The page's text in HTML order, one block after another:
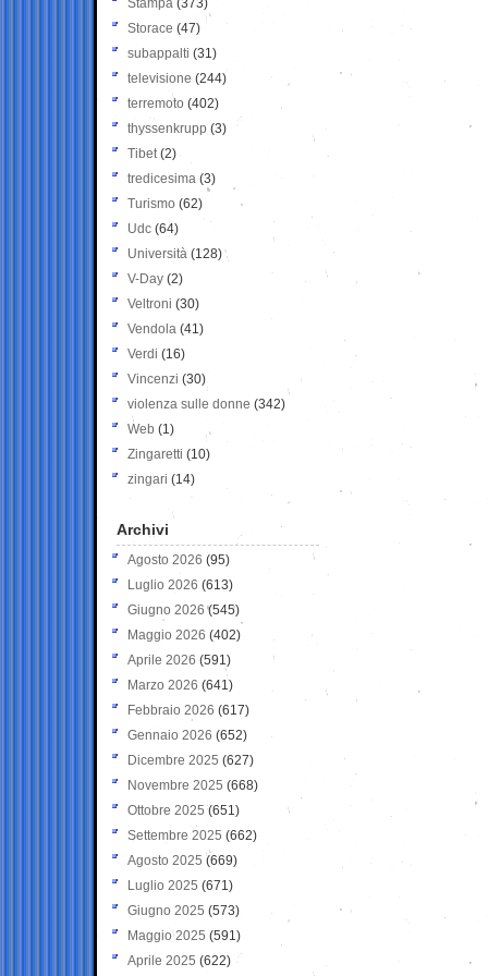
Stampa (373)
Storace (47)
subappalti (31)
televisione(244)
terremoto (402)
thyssenkrupp (3)
Tibet(2)
tredicesima (3)
Turismo (62)
Udc (64)
Università (128)
V-Day (2)
Veltroni (30)
Vendola (41)
Verdi (16)
Vincenzi (30)
violenza sulle donne (342)
Web (1)
Zingaretti (10)
zingari (14)
Archivi
Agosto 2026 (95)
Luglio 2026 (613)
Giugno 2026 (545)
Maggio 2026 (402)
Aprile 2026 (591)
Marzo 2026 (641)
Febbraio 2026 (617)
Gennaio 2026 (652)
Dicembre 2025 (627)
Novembre 2025 (668)
Ottobre 2025 (651)
Settembre 2025 (662)
Agosto 2025 (669)
Luglio 2025 (671)
Giugno 2025 (573)
Maggio 2025 (591)
Aprile 2025 (622)